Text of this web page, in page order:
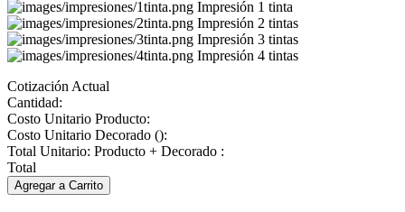
Impresión 1 tinta
Impresión 2 tintas
Impresión 3 tintas
Impresión 4 tintas
Cotización Actual
Cantidad:
Costo Unitario Producto:
Costo Unitario Decorado ():
Total Unitario: Producto + Decorado :
Total
Agregar a Carrito